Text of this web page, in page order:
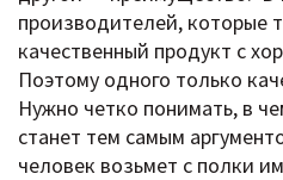
производителей, которые
качественный продукт с
Поэтому одного только
Нужно четко понимать, в
станет тем самым
человек возьмет с полки